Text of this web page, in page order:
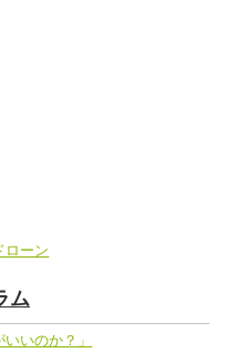
ローン
ム
いのか？」